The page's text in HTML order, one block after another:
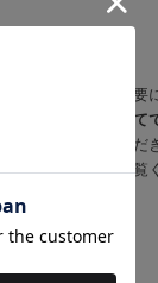
立ての中よりご必
い場合は、未仕立て
立てをご希望いた
について】をご覧